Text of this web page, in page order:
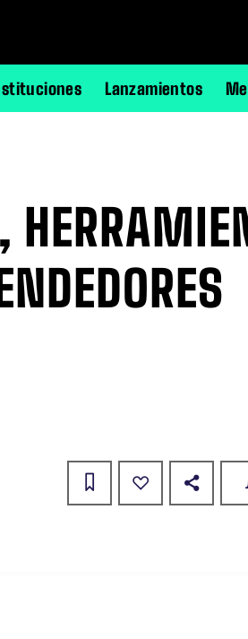
Lanzamientos